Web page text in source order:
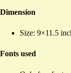
Dimension
Size: 9×11.5
Fonts used